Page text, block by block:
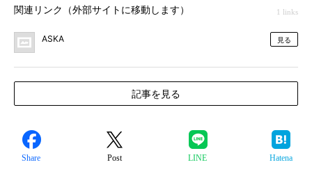
関連リンク（外部サイトに移動します） 1 links
ASKA 見る
記事を見る
Share Post LINE Hatena